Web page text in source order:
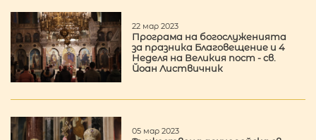
22 мар 2023
Програма на богослуженията
за празника Благовещение и 4
Неделя на Великия пост - св.
Йоан Листвичник
05 мар 2023